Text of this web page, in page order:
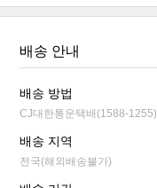
배송 안내
배송 방법
CJ대한통운택배(1588-1255)
배송 지역
전국(해외배송불가)